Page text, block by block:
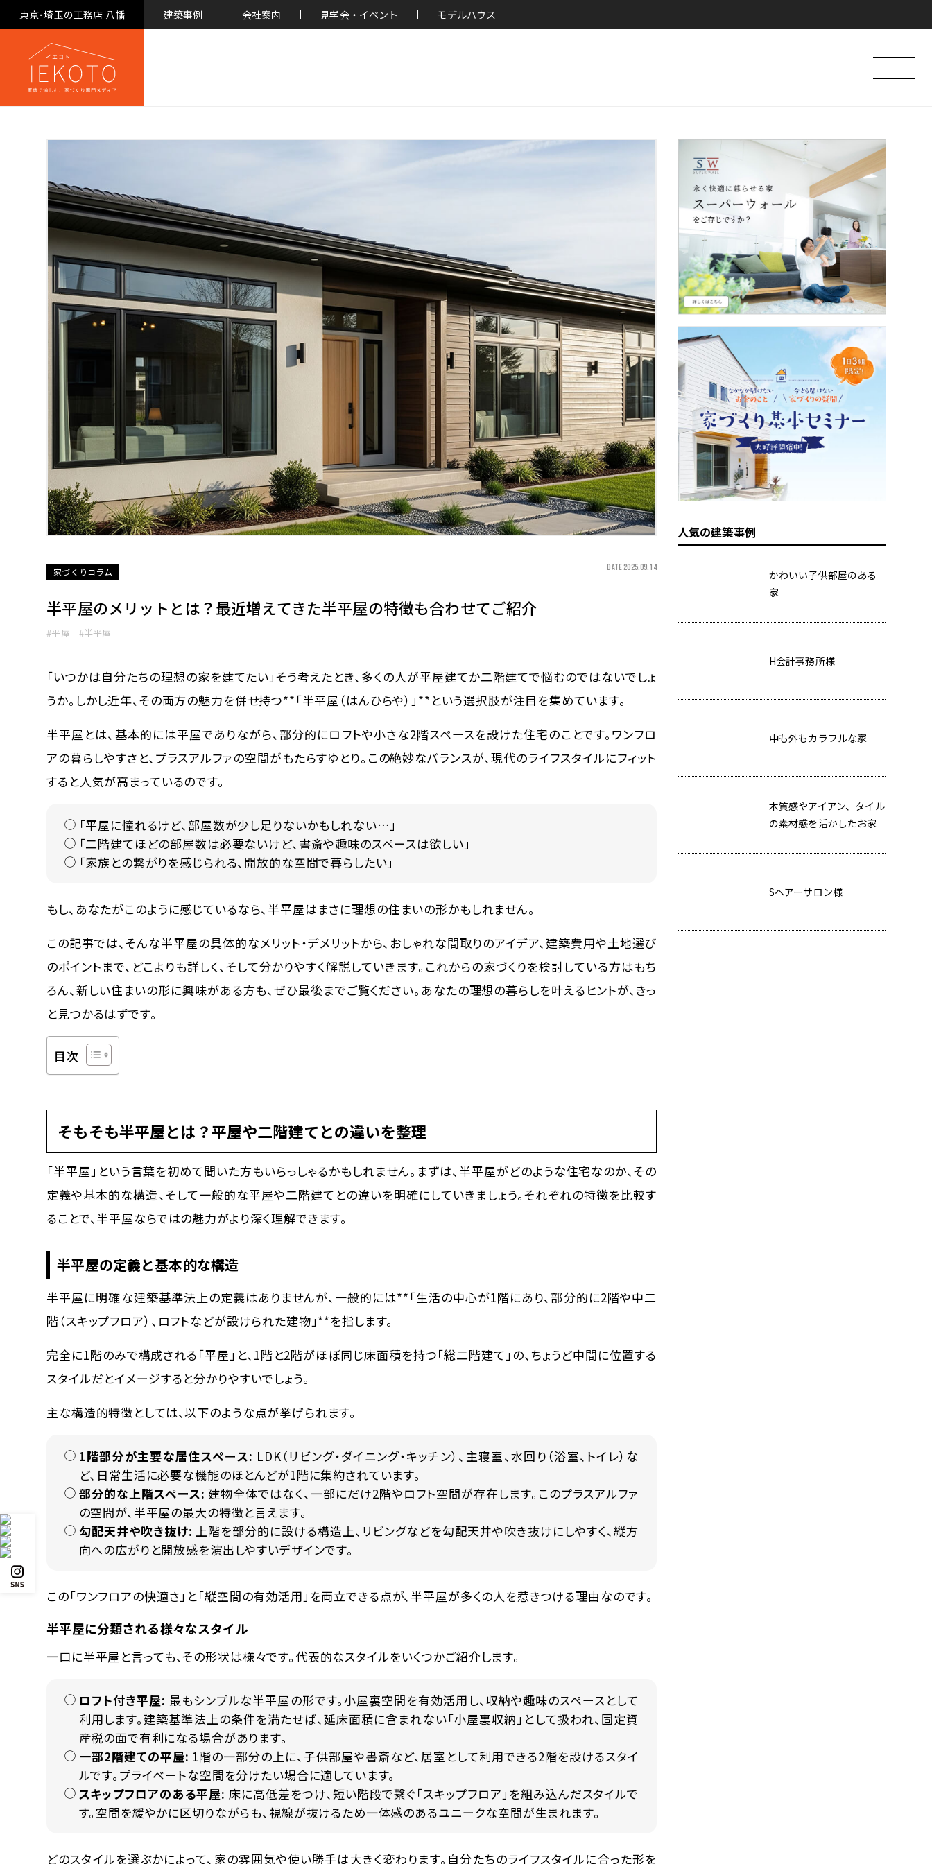
東京･埼玉の工務店 八幡 建築事例 会社案内 見学会・イベント モデルハウス
家づくりコラム DATE 2025.09.14
半平屋のメリットとは？最近増えてきた半平屋の特徴も合わせてご紹介
#平屋 #半平屋
「いつかは自分たちの理想の家を建てたい」そう考えたとき、多くの人が平屋建てか二階建てで悩むのではないでしょ
うか。しかし近年、その両方の魅力を併せ持つ**「半平屋（はんひらや）」**という選択肢が注目を集めています。
半平屋とは、基本的には平屋でありながら、部分的にロフトや小さな2階スペースを設けた住宅のことです。ワンフロ
アの暮らしやすさと、プラスアルファの空間がもたらすゆとり。この絶妙なバランスが、現代のライフスタイルにフィット
すると人気が高まっているのです。
「平屋に憧れるけど、部屋数が少し足りないかもしれない…」
「二階建てほどの部屋数は必要ないけど、書斎や趣味のスペースは欲しい」
「家族との繋がりを感じられる、開放的な空間で暮らしたい」
もし、あなたがこのように感じているなら、半平屋はまさに理想の住まいの形かもしれません。
この記事では、そんな半平屋の具体的なメリット・デメリットから、おしゃれな間取りのアイデア、建築費用や土地選び
のポイントまで、どこよりも詳しく、そして分かりやすく解説していきます。これからの家づくりを検討している方はもち
ろん、新しい住まいの形に興味がある方も、ぜひ最後までご覧ください。あなたの理想の暮らしを叶えるヒントが、きっ
と見つかるはずです。
目次
そもそも半平屋とは？平屋や二階建てとの違いを整理
「半平屋」という言葉を初めて聞いた方もいらっしゃるかもしれません。まずは、半平屋がどのような住宅なのか、その
定義や基本的な構造、そして一般的な平屋や二階建てとの違いを明確にしていきましょう。それぞれの特徴を比較す
ることで、半平屋ならではの魅力がより深く理解できます。
半平屋の定義と基本的な構造
半平屋に明確な建築基準法上の定義はありませんが、一般的には**「生活の中心が1階にあり、部分的に2階や中二
階（スキップフロア）、ロフトなどが設けられた建物」**を指します。
完全に1階のみで構成される「平屋」と、1階と2階がほぼ同じ床面積を持つ「総二階建て」の、 ちょうど中間に位置する
スタイルだとイメージすると分かりやすいでしょう。
主な構造的特徴としては、以下のような点が挙げられます。
1階部分が主要な居住スペース: LDK（リビング・ダイニング・キッチン）、主寝室、水回り（浴室、トイレ）な
ど、日常生活に必要な機能のほとんどが1階に集約されています。
部分的な上階スペース: 建物全体ではなく、一部にだけ2階やロフト空間が存在します。このプラスアルファ
の空間が、半平屋の最大の特徴と言えます。
勾配天井や吹き抜け: 上階を部分的に設ける構造上、リビングなどを勾配天井や吹き抜けにしやすく、縦方
向への広がりと開放感を演出しやすいデザインです。
この「ワンフロアの快適さ」と「縦空間の有効活用」を両立できる点が、半平屋が多くの人を惹きつける理由なのです。
半平屋に分類される様々なスタイル
一口に半平屋と言っても、その形状は様々です。代表的なスタイルをいくつかご紹介します。
ロフト付き平屋: 最もシンプルな半平屋の形です。小屋裏空間を有効活用し、収納や趣味のスペースとして
利用します。建築基準法上の条件を満たせば、延床面積に含まれない「小屋裏収納」として扱われ、固定資
産税の面で有利になる場合があります。
一部2階建ての平屋: 1階の一部分の上に、子供部屋や書斎など、居室として利用できる2階を設けるスタイ
ルです。プライベートな空間を分けたい場合に適しています。
スキップフロアのある平屋: 床に高低差をつけ、短い階段で繋ぐ「スキップフロア」を組み込んだスタイルで
す。空間を緩やかに区切りながらも、視線が抜けるため一体感のあるユニークな空間が生まれます。
どのスタイルを選ぶかによって、家の雰囲気や使い勝手は大きく変わります。自分たちのライフスタイルに合った形を
人気の建築事例
かわいい子供部屋のある
家
H会計事務所様
中も外もカラフルな家
木質感やアイアン、タイル
の素材感を活かしたお家
Sヘアーサロン様